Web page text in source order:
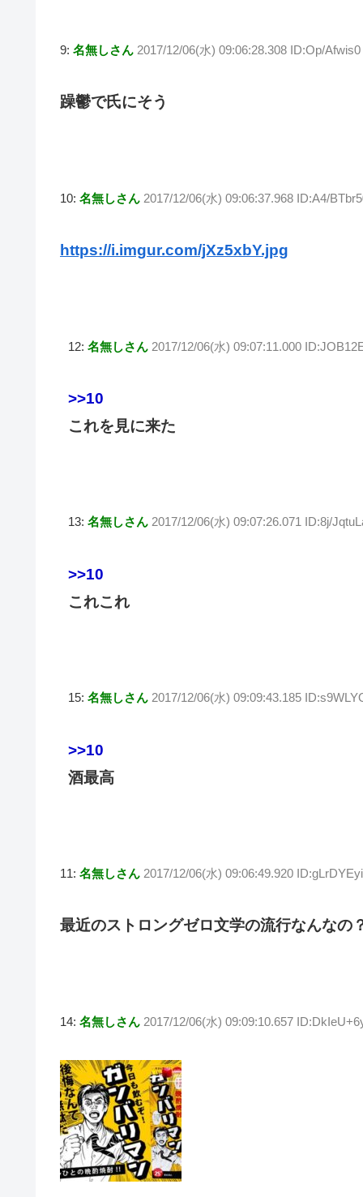
9: 名無しさん 2017/12/06(水) 09:06:28.308 ID:Op/Afwis0
躁鬱で氏にそう
10: 名無しさん 2017/12/06(水) 09:06:37.968 ID:A4/
https://i.imgur.com/jXz5xbY.jpg
12: 名無しさん 2017/12/06(水) 09:07:11.000
>>10
これを見に来た
13: 名無しさん 2017/12/06(水) 09:07:26.071 ID:8j/
>>10
これこれ
15: 名無しさん 2017/12/06(水) 09:09:43.185
>>10
酒最高
11: 名無しさん 2017/12/06(水) 09:06:49.920
最近のストロングゼロ文学の流行なんなの
14: 名無しさん 2017/12/06(水) 09:09:10.657